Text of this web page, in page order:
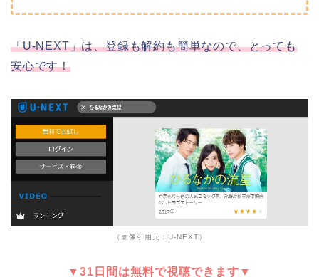
「U-NEXT」は、登録も解約も簡単なので、とっても
安心です！
（画像引用元：U-NEXT）
▼31日間は無料で視聴できます▼